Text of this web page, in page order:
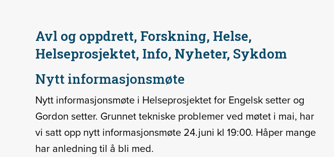
Avl og oppdrett, Forskning, Helse,
Helseprosjektet, Info, Nyheter, Sykdom
Nytt informasjonsmøte
Nytt informasjonsmøte i Helseprosjektet for Engelsk setter og
Gordon setter. Grunnet tekniske problemer ved møtet i mai, har
vi satt opp nytt informasjonsmøte 24.juni kl 19:00. Håper mange
har anledning til å bli med.